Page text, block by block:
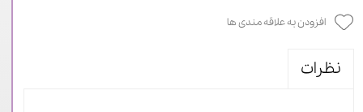
افزودن به علاقه مندی ها
نظرات